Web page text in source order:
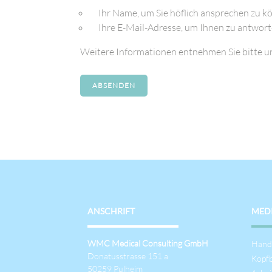
Ihr Name, um Sie höflich ansprechen zu
Ihre E-Mail-Adresse, um Ihnen zu
Weitere Informationen entnehmen Sie bitte
ABSENDEN
ANSCHRIFT
WMC Medical Consulting GmbH
Donatusstrasse 151 a
50259 Pulheim